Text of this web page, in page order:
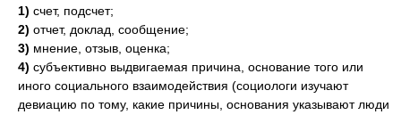
1) счет, подсчет;
2) отчет, доклад, сообщение;
3) мнение, отзыв, оценка;
4) субъективно выдвигаемая причина, основание того или
иного социального взаимодействия (социологи изучают
девиацию по тому, какие причины, основания указывают люди